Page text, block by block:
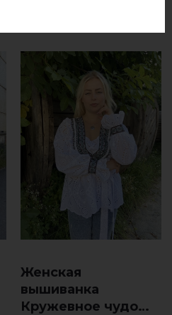
Женская
вышиванка
Кружевное чудо